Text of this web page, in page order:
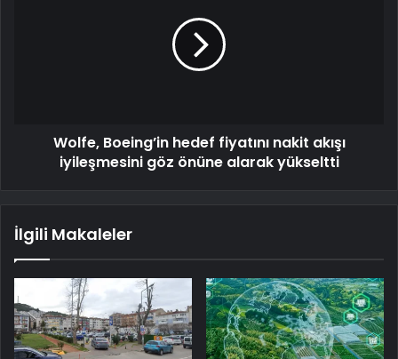
Wolfe, Boeing’in hedef fiyatını nakit akışı
iyileşmesini göz önüne alarak yükseltti
İlgili Makaleler